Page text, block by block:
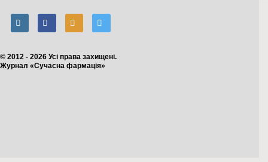
© 2012 - 2026 Усі права захищені.
Журнал «Сучасна фармація»